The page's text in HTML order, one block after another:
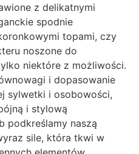
z delikatnymi
spodnie
topami, czy
noszone do
niektóre z możliwości.
i dopasowanie
sylwetki i osobowości,
i stylową
podkreślamy naszą
sile, która tkwi w